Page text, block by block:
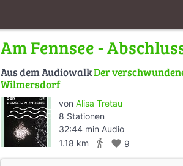
Am Fennsee -
Aus dem AudiowalkDer
Wilmersdorf
von Alisa Tretau
8 Stationen
32:44 min Audio
1.18 km
directions_walk favorite 9